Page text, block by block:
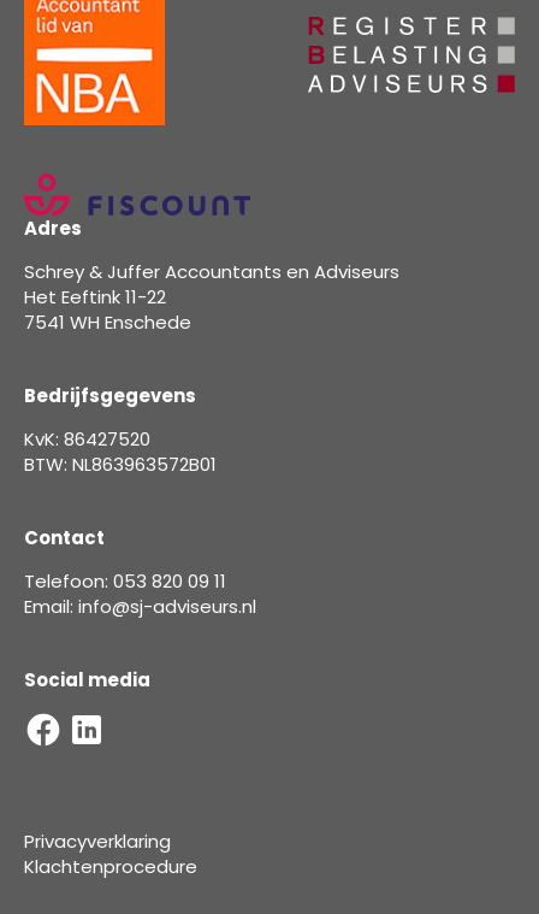
Adres
Schrey & Juffer Accountants en Adviseurs
Het Eeftink 11-22
7541 WH Enschede
Bedrijfsgegevens
KvK: 86427520
BTW: NL863963572B01
Contact
Telefoon: 053 820 09 11
Email: info@sj-adviseurs.nl
Social media
Privacyverklaring
Klachtenprocedure